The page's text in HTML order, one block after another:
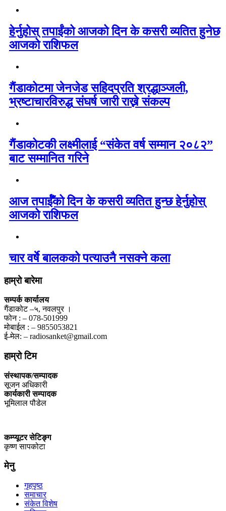
हेर्नुहोस् तपाईंको आजको दिन के कसरी व्यतित हुनेछ
आजको राशिफल
गैंडाकोटमा जेनजेड सहिदप्रति श्रद्धाञ्जली,
भ्रष्टाचारविरुद्ध संघर्ष जारी राख्ने संकल्प
गैंडाकोटकी लक्ष्मीलाई “संकेत वर्ष सम्मान २०८२”
बाट सम्मानित गरिने
आज तपाईँको दिन के कसरी व्यतित हुन्छ हेर्नुहोस्
आजको राशिफल
चार वर्षे बालकको पत्याउनै नसक्ने कला
हाम्रो बारेमा
सम्पर्क कार्यालय
गैंडाकोट –५, नवलपुर ।
फोन : – 078-501999
मोबाईल : – 9855053821
ई-मेल: – radiosanket@gmail.com
हाम्रो टिम
संस्थापक/सम्पादक
सूजन अधिकारी
कार्यकारी सम्पादक
भूमिलाल पौडेल
कम्प्यूटर सेटिङ्ग
कृष्ण सापकोटा
मेनु
गृहपृष्ठ
समाचार
संकेत विशेष